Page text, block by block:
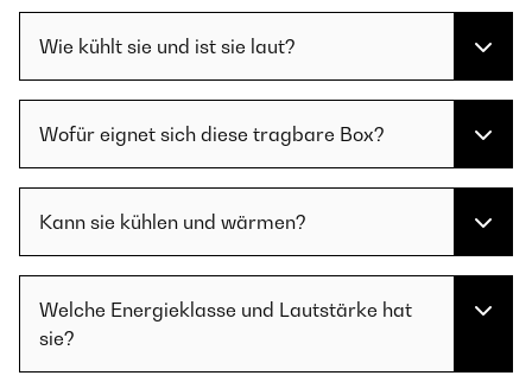
Wie kühlt sie und ist sie laut?
Wofür eignet sich diese tragbare Box?
Kann sie kühlen und wärmen?
Welche Energieklasse und Lautstärke hat
sie?